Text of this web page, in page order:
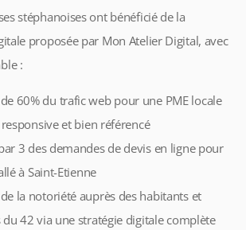
stéphanoises ont bénéficié de la
proposée par Mon Atelier Digital, avec
:
60% du trafic web pour une PME locale
et bien référencé
3 des demandes de devis en ligne pour
à Saint-Etienne
la notoriété auprès des habitants et
42 via une stratégie digitale complète